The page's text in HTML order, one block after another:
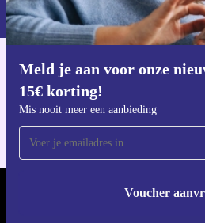
Meld je aan voor onze
15€ korting!
Mis nooit meer een aanbieding
Voucher
privacybeleid
Download de
REFURBED